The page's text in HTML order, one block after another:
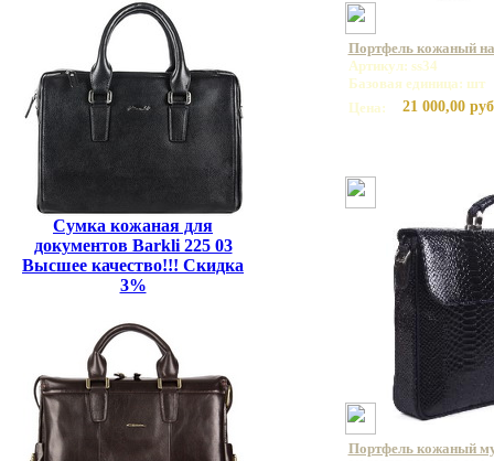
Сумка кожаная для
документов Barkli 225 03
Высшее качество!!! Скидка
3%
Портфель кожаный на
Артикул: ss34
Базовая единица: шт
Цена:
21 000,00
Портфель кожаный